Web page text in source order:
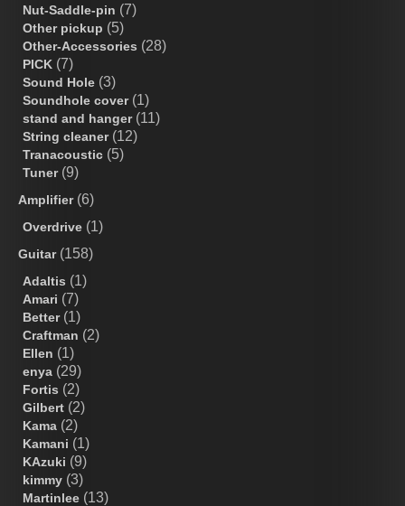
Nut-Saddle-pin (7)
Other pickup (5)
Other-Accessories (28)
PICK (7)
Sound Hole (3)
Soundhole cover(1)
stand and hanger(11)
String cleaner(12)
Tranacoustic (5)
Tuner(9)
Amplifier(6)
Overdrive (1)
Guitar(158)
Adaltis (1)
Amari (7)
Better(1)
Craftman (2)
Ellen (1)
enya (29)
Fortis (2)
Gilbert (2)
Kama (2)
Kamani (1)
KAzuki (9)
kimmy (3)
Martinlee (13)